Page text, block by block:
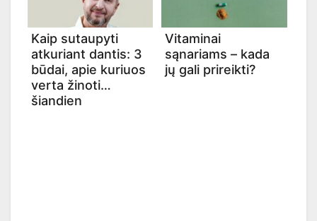
Kaip sutaupyti
atkuriant dantis: 3
būdai, apie kuriuos
verta žinoti
šiandien
Vitaminai
sąnariams – kada
jų gali prireikti?